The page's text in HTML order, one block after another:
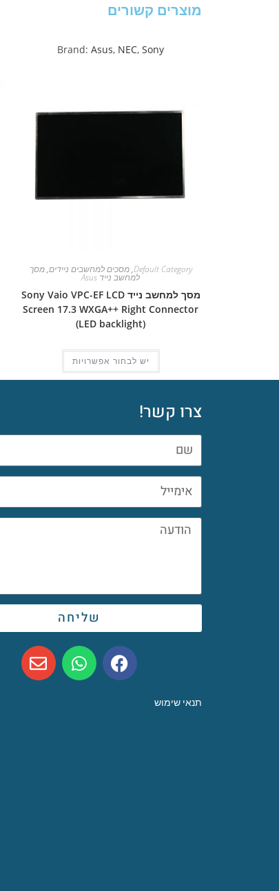
מוצרים קשורים
Brand: Asus, NEC, Sony
Default Category
,מסכים למחשבים ניידים,מסך
למחשב נייד Asus
מסך למחשב נייד Sony Vaio VPC-EF LCD
Screen 17.3 WXGA++ Right Connector
(LED backlight)
יש לבחור אפשרויות
צרו קשר!
שליחה
תנאי שימוש